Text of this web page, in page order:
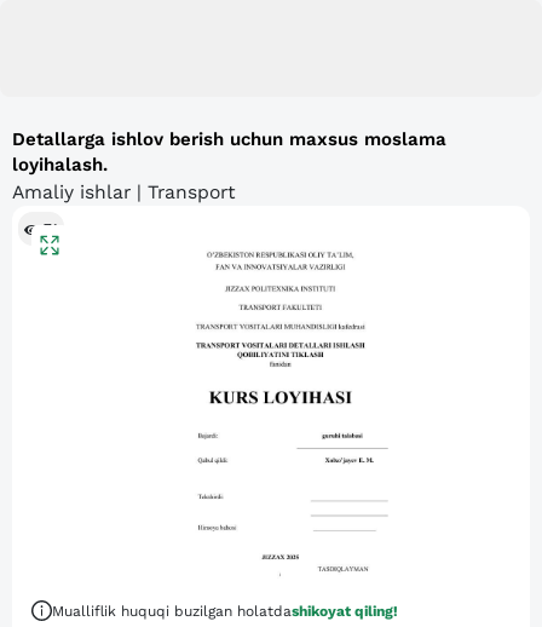
Detallarga ishlov berish uchun maxsus moslama
loyihalash.
Amaliy ishlar | Transport
71
Mualliflik huquqi buzilgan holatdashikoyat qiling!